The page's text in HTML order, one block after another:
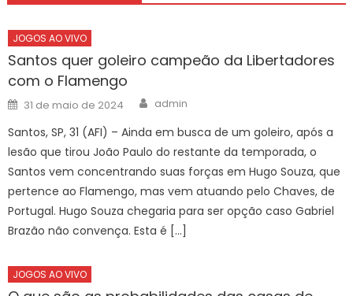
JOGOS AO VIVO
Santos quer goleiro campeão da Libertadores
com o Flamengo
Posted
on
31 de maio de 2024 Author
admin
Santos, SP, 31 (AFI) – Ainda em busca de um goleiro, após a
lesão que tirou João Paulo do restante da temporada, o
Santos vem concentrando suas forças em Hugo Souza, que
pertence ao Flamengo, mas vem atuando pelo Chaves, de
Portugal. Hugo Souza chegaria para ser opção caso Gabriel
Brazão não convença. Esta é […]
JOGOS AO VIVO